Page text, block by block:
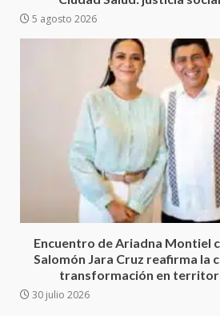
5 agosto 2026
Encuentro de Ariadna Montiel
Salomón Jara Cruz reafirma la
transformación en
30 julio 2026
16 julio 2026
Sin paso
26 junio 2026
Exhorta
IEEPO y al
evaluación
integral de las
Moisés
5 agosto 2026